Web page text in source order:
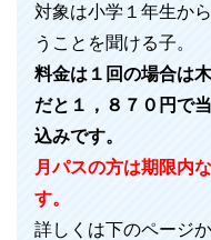
対象は小学１年生か
うことを聞ける子。
料金は１回の場合は
だと１，８７０円で
込みです。
月パスの方は期限内
す。
詳しくは下のページ